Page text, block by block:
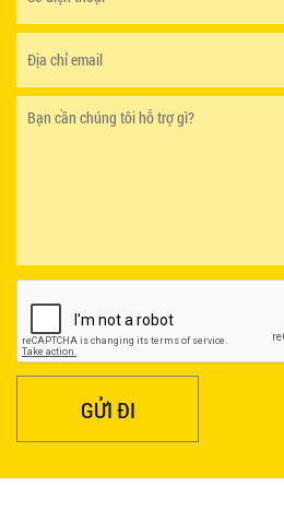
GHẾ XẾP GẤP
BÀN CAFE
650.000 VNĐ
GỬI ĐI